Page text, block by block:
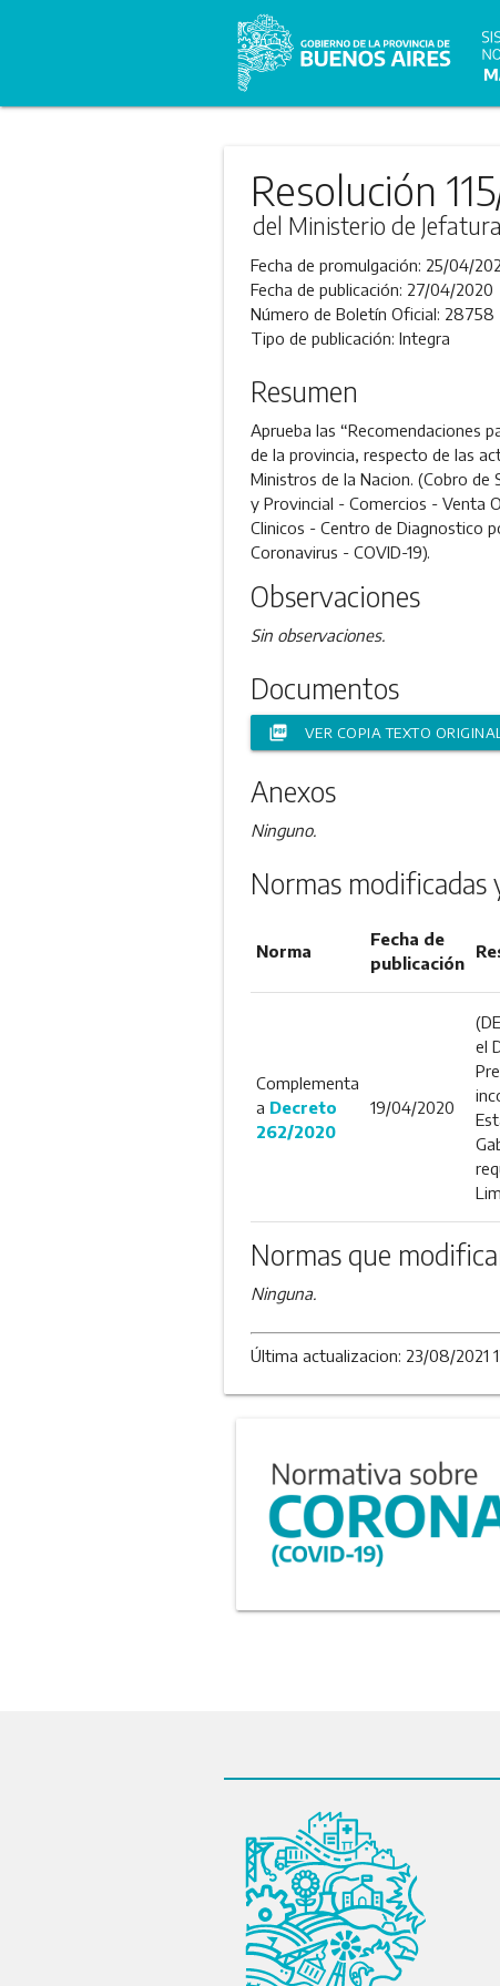
Resolución
del Ministerio de
Fecha de promulgación: 25/04/
Fecha de publicación: 27/04/2020
Número de Boletín Oficial: 28758
Tipo de publicación: Integra
Resumen
Aprueba las “Recomendaciones
de la provincia, respecto de las
Ministros de la Nacion. (Cobro
y Provincial - Comercios - Venta
Clinicos - Centro de Diagnostico
Coronavirus - COVID-19).
Observaciones
Sin observaciones.
Documentos
picture_as_pdf VER COPIA TEXTO ORIGINAL
Anexos
Ninguno.
Normas modificadas
Norma
Fecha de
publicación
Complementa
a Decreto
262/2020
19/04/2020
el
Normas que
Ninguna.
Última actualizacion: 23/08/2021